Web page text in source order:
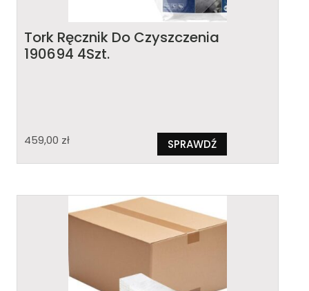
Tork Ręcznik Do Czyszczenia
190694 4Szt.
459,00 zł SPRAWDŹ